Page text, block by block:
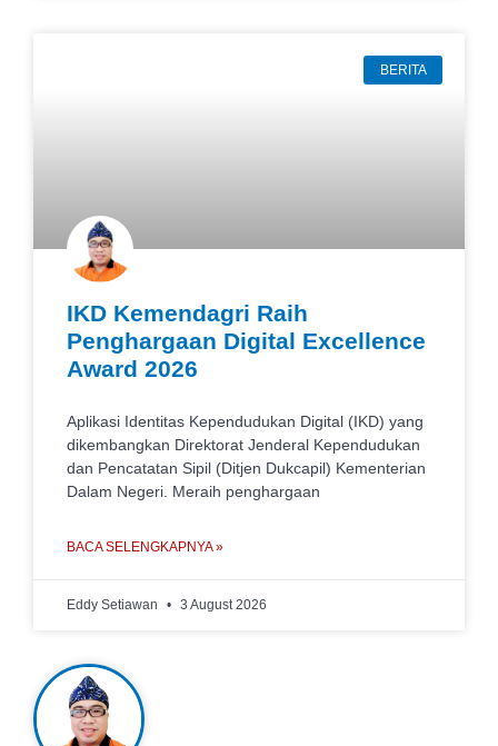
BERITA
IKD Kemendagri Raih
Penghargaan Digital Excellence
Award 2026
Aplikasi Identitas Kependudukan Digital (IKD) yang
dikembangkan Direktorat Jenderal Kependudukan
dan Pencatatan Sipil (Ditjen Dukcapil) Kementerian
Dalam Negeri. Meraih penghargaan
BACA SELENGKAPNYA »
Eddy Setiawan 3 August 2026